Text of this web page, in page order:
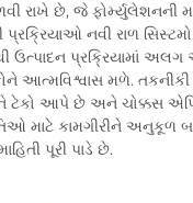
રાખે છે, જે ફોર્મ્યુલેશનની
પ્રક્રિયાઓ નવી રાળ
ઉત્પાદન પ્રક્રિયામાં
આત્મવિશ્વાસ મળે.
ટેકો આપે છે અને ચોક્કસ
માટે કામગીરીને અનુકૂળ
પૂરી પાડે છે.